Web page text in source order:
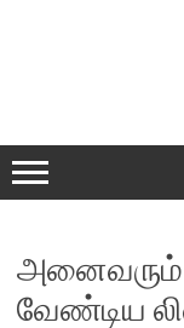
அனைவரும்
வேண்டிய